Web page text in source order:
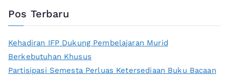
Pos Terbaru
Kehadiran IFP Dukung Pembelajaran Murid
Berkebutuhan Khusus
Partisipasi Semesta Perluas Ketersediaan Buku Bacaan